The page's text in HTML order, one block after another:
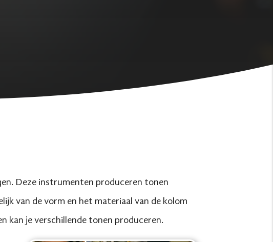
Deze instrumenten produceren tonen
van de vorm en het materiaal van de kolom
kan je verschillende tonen produceren.